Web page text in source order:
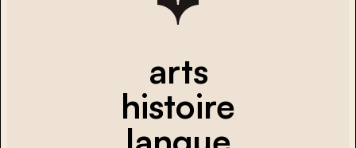
arts
histoire